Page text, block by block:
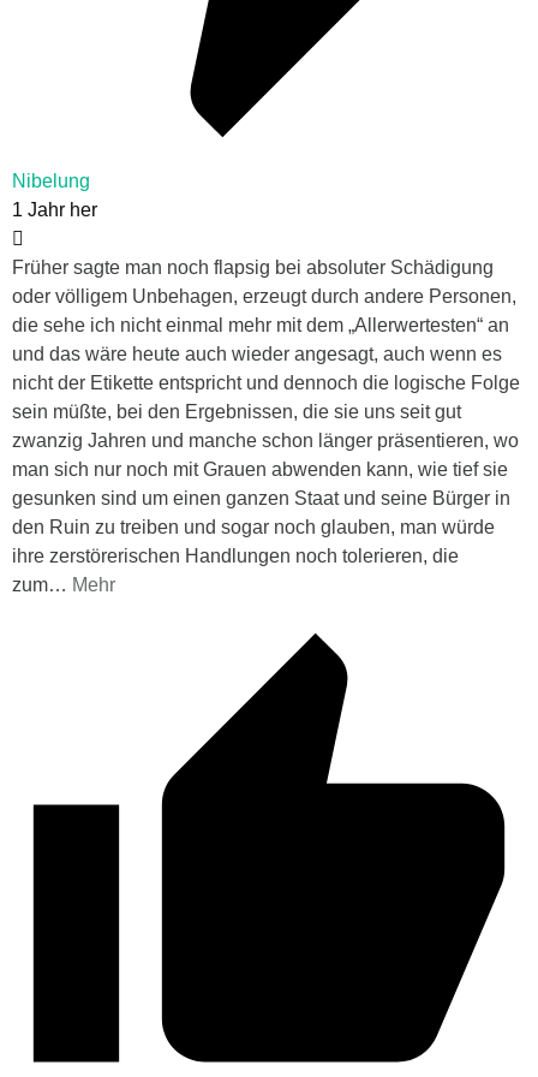
Nibelung
1 Jahr her
Früher sagte man noch flapsig bei absoluter Schädigung
oder völligem Unbehagen, erzeugt durch andere Personen,
die sehe ich nicht einmal mehr mit dem „Allerwertesten“ an
und das wäre heute auch wieder angesagt, auch wenn es
nicht der Etikette entspricht und dennoch die logische Folge
sein müßte, bei den Ergebnissen, die sie uns seit gut
zwanzig Jahren und manche schon länger präsentieren, wo
man sich nur noch mit Grauen abwenden kann, wie tief sie
gesunken sind um einen ganzen Staat und seine Bürger in
den Ruin zu treiben und sogar noch glauben, man würde
ihre zerstörerischen Handlungen noch tolerieren, die
zum… Mehr